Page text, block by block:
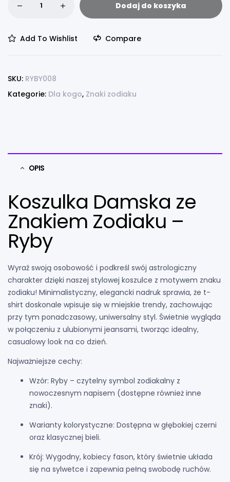
Dodaj do koszyka
Add To Wishlist Compare
SKU: RYBY008
Kategorie: Dla kogo, Znaki zodiaku
OPIS
Koszulka Damska ze
Znakiem Zodiaku –
Ryby
Wyraź swoją osobowość i podkreśl swój astrologiczny
charakter dzięki naszej stylowej koszulce z motywem znaku
zodiaku! Minimalistyczny, elegancki nadruk sprawia, że t-
shirt doskonale wpisuje się w miejskie trendy, zachowując
przy tym ponadczasowy, uniwersalny styl. Świetnie wygląda
w połączeniu z ulubionymi jeansami, tworząc idealny,
casualowy look na co dzień.
Najważniejsze cechy:
Wzór: Ryby – czytelny symbol zodiakalny z
nowoczesnym napisem (dostępne również inne
znaki).
Warianty kolorystyczne: Dostępna w głębokiej czerni
oraz klasycznej bieli.
Krój: Wygodny, kobiecy fason, który świetnie układa
się na sylwetce i zapewnia pełną swobodę ruchów.